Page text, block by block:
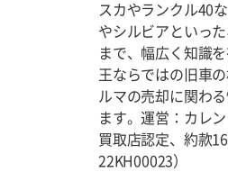
スカやランクル40
やシルビアといっ
まで、幅広く知識
王ならではの旧車
ルマの売却に関わ
ます。運営：カレ
買取店認定、約款
22KH00023）